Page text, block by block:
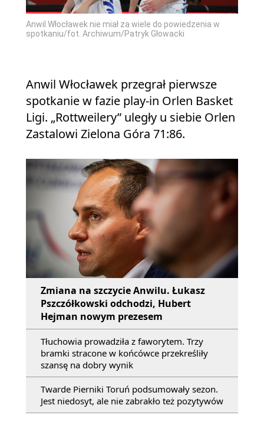
Anwil Włocławek nie miał za wiele do powiedzenia w
spotkaniu/fot. Archiwum/Patryk Głowacki
Anwil Włocławek przegrał pierwsze
spotkanie w fazie play-in Orlen Basket
Ligi. „Rottweilery” uległy u siebie Orlen
Zastalowi Zielona Góra 71:86.
Zmiana na szczycie Anwilu. Łukasz
Pszczółkowski odchodzi, Hubert
Hejman nowym prezesem
Tłuchowia prowadziła z faworytem. Trzy
bramki stracone w końcówce przekreśliły
szansę na dobry wynik
Twarde Pierniki Toruń podsumowały sezon.
Jest niedosyt, ale nie zabrakło też pozytywów